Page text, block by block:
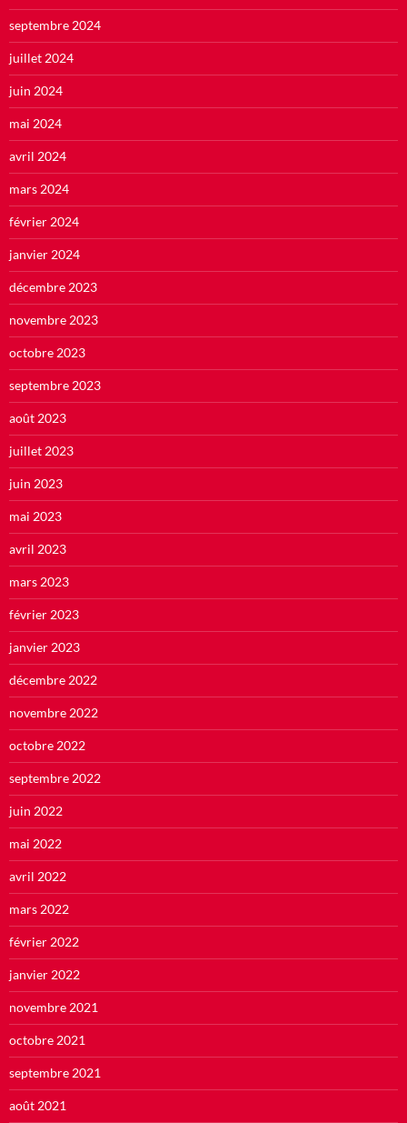
septembre 2024
juillet 2024
juin 2024
mai 2024
avril 2024
mars 2024
février 2024
janvier 2024
décembre 2023
novembre 2023
octobre 2023
septembre 2023
août 2023
juillet 2023
juin 2023
mai 2023
avril 2023
mars 2023
février 2023
janvier 2023
décembre 2022
novembre 2022
octobre 2022
septembre 2022
juin 2022
mai 2022
avril 2022
mars 2022
février 2022
janvier 2022
novembre 2021
octobre 2021
septembre 2021
août 2021